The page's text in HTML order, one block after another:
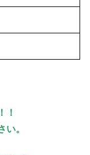
！
い。